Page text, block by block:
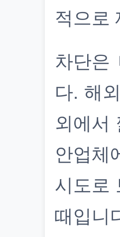
적으로
차단은
다. 해
외에서
안업체
시도로
때입니